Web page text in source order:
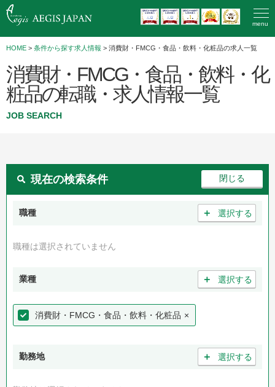
menu
HOME > 条件から探す求人情報 > 消費財・FMCG・食品・飲料・化粧品の求人一覧
消費財・FMCG・食品・飲料・化
粧品の転職・求人情報一覧
JOB SEARCH
現在の検索条件
職種 ＋ 選択する
職種は選択されていません
業種 ＋ 選択する
消費財・FMCG・食品・飲料・化粧品 ×
勤務地 ＋ 選択する